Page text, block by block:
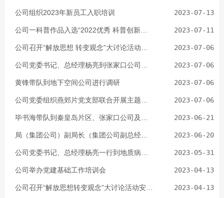
公司组织2023年新员工入职培训 2023-07-13
公司一科普作品入选“2022优秀 科普创新成果TOP10” 2023-07-11
公司召开“解放思想 转变观念”大讨论活动经验成果交流会 2023-07-06
公司党委书记、总经理杨亮到张家口公司调研 2023-07-06
黄锋带队到地下空间公司进行调研 2023-07-06
公司党委组织燕郊片党支部联合开展主题党日活动 2023-07-06
毕书海带队到秦皇岛片区、张家口公司及平泉某项目部调研 2023-06-21
局（集团公司）副局长（集团公司副总经理）麻丰林到地下空间唐山公司专题调研并讲党课 2023-06-20
公司党委书记、总经理杨亮一行到地质病害治理中心调研 2023-05-31
公司举办党建基础工作培训会 2023-04-13
公司召开“解放思想转变观念”大讨论活动安排部署会暨一季度经济运行分析会 2023-04-13